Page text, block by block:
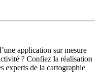
application sur mesure
? Confiez la réalisation
experts de la cartographie